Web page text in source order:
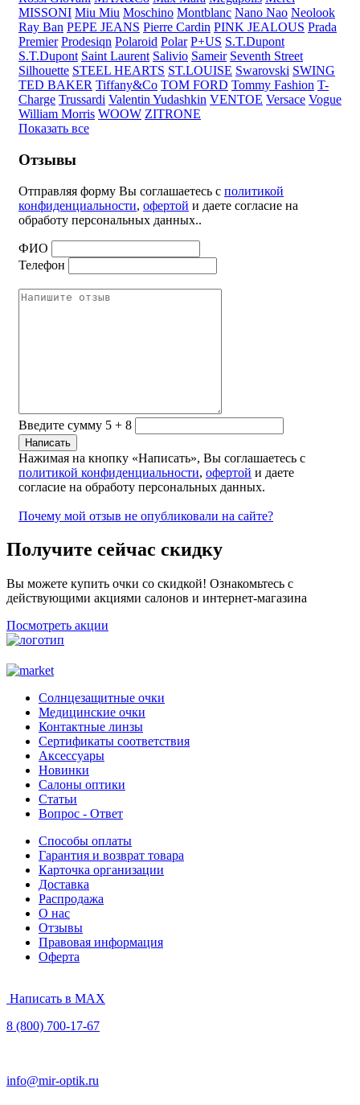
MISSONI Miu Miu Moschino Montblanc Nano Nao Neolook
Ray Ban PEPE JEANS Pierre Cardin PINK JEALOUS Prada
Premier Prodesiqn Polaroid Polar P+US S.T.Dupont
S.T.Dupont Saint Laurent Salivio Sameir Seventh Street
Silhouette STEEL HEARTS ST.LOUISE Swarovski SWING
TED BAKER Tiffany&Co TOM FORD Tommy Fashion T-
Charge Trussardi Valentin Yudashkin VENTOE Versace Vogue
William Morris WOOW ZITRONE
Показать все
Отзывы
Отправляя форму Вы соглашаетесь с политикой
конфиденциальности, офертой и даете согласие на
обработу персональных данных..
ФИО
Телефон
Введите сумму 5 + 8
Нажимая на кнопку «Написать», Вы соглашаетесь с
политикой конфиденциальности, офертой и даете
согласие на обработу персональных данных.
Почему мой отзыв не опубликовали на сайте?
Получите сейчас скидку
Вы можете купить очки со скидкой! Ознакомьтесь с
действующими акциями салонов и интернет-магазина
Посмотреть акции
Солнцезащитные очки
Медицинские очки
Контактные линзы
Сертификаты соответствия
Аксессуары
Новинки
Салоны оптики
Статьи
Вопрос - Ответ
Способы оплаты
Гарантия и возврат товара
Карточка организации
Доставка
Распродажа
О нас
Отзывы
Правовая информация
Оферта
Написать в MAX
8 (800) 700-17-67
info@mir-optik.ru